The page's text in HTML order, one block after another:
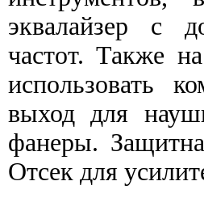
эквалайзер с
частот. Также
использовать
выход для
фанеры.
Отсек для